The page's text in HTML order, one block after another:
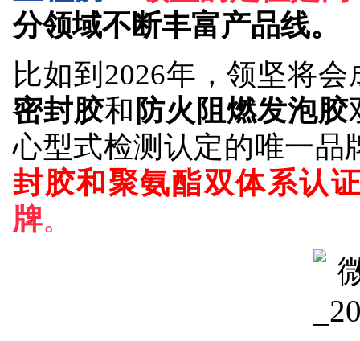
比如到2026年，领坚将
密封胶和防火阻燃发泡胶
心型式检测认定的唯一品
封胶和聚氨酯双体系认
牌。
△领坚-